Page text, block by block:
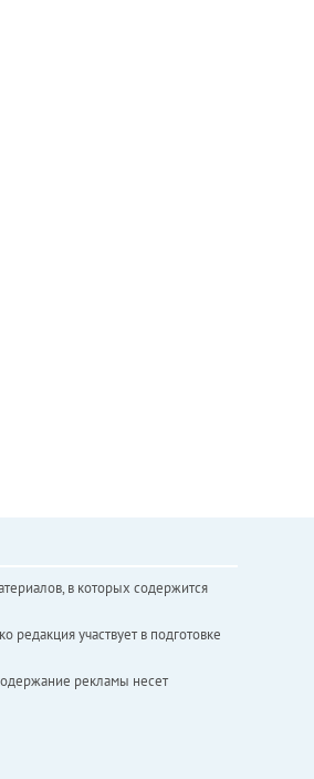
в которых содержится
участвует в подготовке
рекламы несет